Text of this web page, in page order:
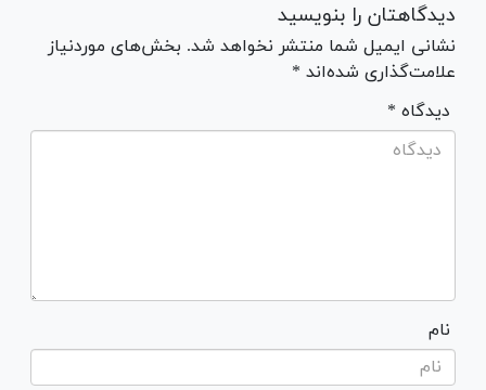
دیدگاهتان را بنویسید
نشانی ایمیل شما منتشر نخواهد شد. بخش‌های موردنیاز
علامت‌گذاری شده‌اند *
* دیدگاه
نام